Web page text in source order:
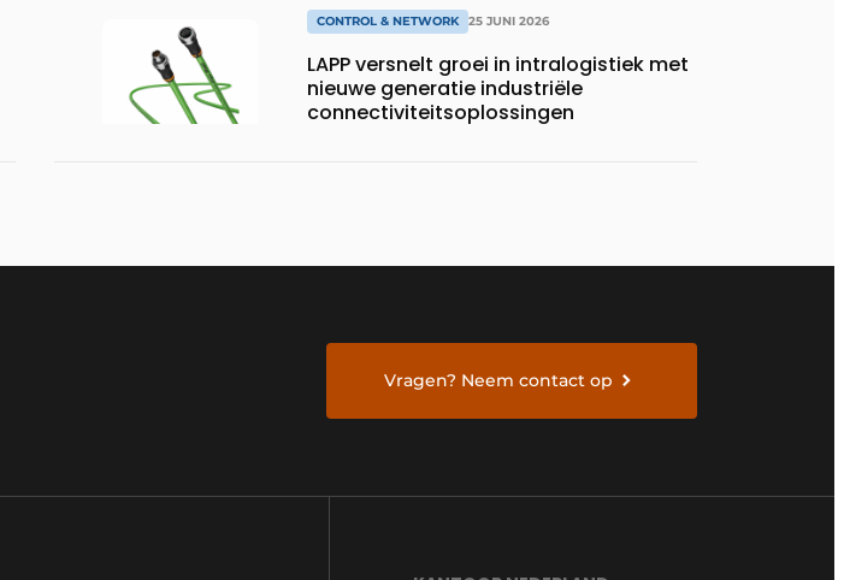
CONTROL & NETWORK 25 JUNI 2026
LAPP versnelt groei in intralogistiek met
nieuwe generatie industriële
connectiviteitsoplossingen
Vragen? Neem contact op